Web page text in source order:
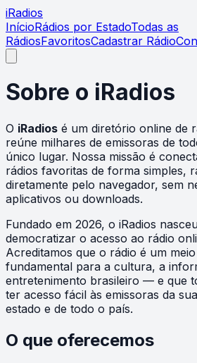
iRadios
InícioRádios por EstadoTodas as
RádiosFavoritosCadastrar Rádio
Sobre o iRadios
O iRadios é um diretório online de
reúne milhares de emissoras de
único lugar. Nossa missão é
rádios favoritas de forma simples,
diretamente pelo navegador, sem
aplicativos ou downloads.
Fundado em 2026, o iRadios
democratizar o acesso ao rádio
Acreditamos que o rádio é um
fundamental para a cultura, a
entretenimento brasileiro — e que
ter acesso fácil às emissoras da
estado e de todo o país.
O que oferecemos